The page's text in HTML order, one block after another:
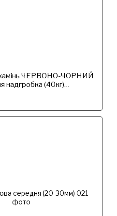
камінь ЧЕРВОНО-ЧОРНИЙ
(40кг)